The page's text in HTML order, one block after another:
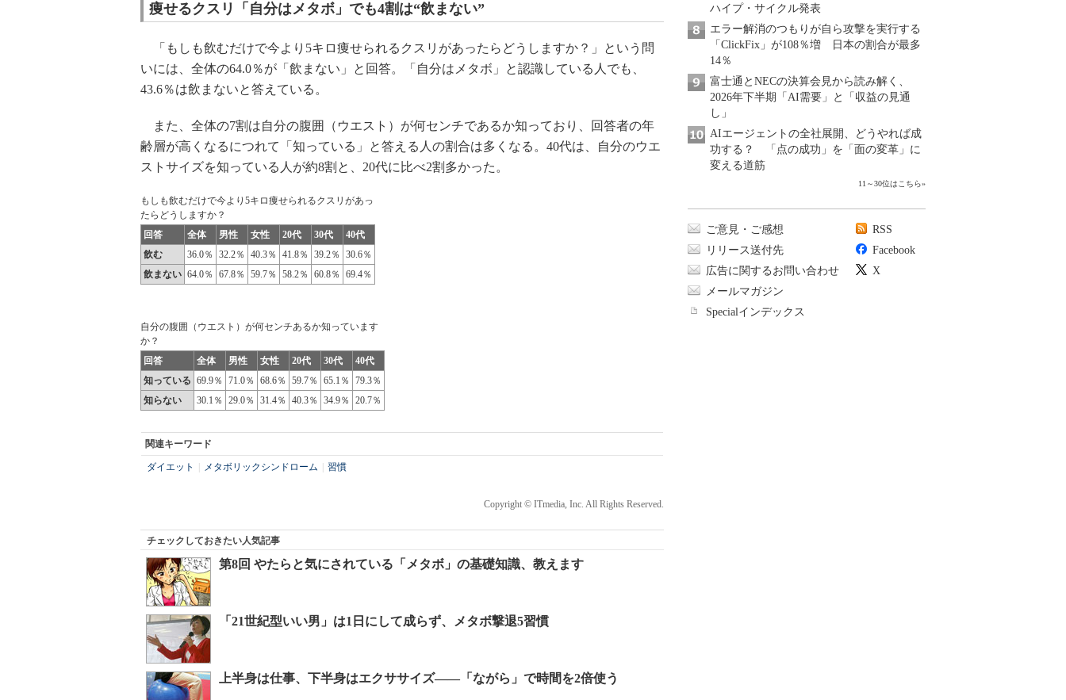
痩せるクスリ「自分はメタボ」でも4割は“飲まない”
「もしも飲むだけで今より5キロ痩せられるクスリがあったらどうしますか？」という問
いには、全体の64.0％が「飲まない」と回答。「自分はメタボ」と認識している人でも、
43.6％は飲まないと答えている。
また、全体の7割は自分の腹囲（ウエスト）が何センチであるか知っており、回答者の年
齢層が高くなるにつれて「知っている」と答える人の割合は多くなる。40代は、自分のウエ
ストサイズを知っている人が約8割と、20代に比べ2割多かった。
もしも飲むだけで今より5キロ痩せられるクスリがあっ
たらどうしますか？
回答
全体 男性 女性 20代 30代
40代
飲む
36.0％ 32.2％ 40.3％ 41.8％ 39.2％
30.6％
飲まない 64.0％ 67.8％ 59.7％ 58.2％ 60.8％ 69.4％
自分の腹囲（ウエスト）が何センチあるか知っています
か？
回答
全体 男性 女性 20代 30代
40代
知っている 69.9％ 71.0％ 68.6％ 59.7％ 65.1％
79.3％
知らない
30.1％ 29.0％ 31.4％ 40.3％ 34.9％ 20.7％
関連キーワード
ダイエット メタボリックシンドローム 習慣
Copyright © ITmedia, Inc. All Rights Reserved.
チェックしておきたい人気記事
第8回 やたらと気にされている「メタボ」の基礎知識、教えます
「21世紀型いい男」は1日にして成らず、メタボ撃退5習慣
上半身は仕事、下半身はエクササイズ――「ながら」で時間を2倍使う
ハイプ・サイクル発表
エラー解消のつもりが自ら攻撃を実行する
「ClickFix」が108％増 日本の割合が最多
14％
富士通とNECの決算会見から読み解く、
2026年下半期「AI需要」と「収益の見通
し」
AIエージェントの全社展開、どうやれば成
功する？ 「点の成功」を「面の変革」に
変える道筋
11～30位はこちら»
ご意見・ご感想
リリース送付先
広告に関するお問い合わせ
メールマガジン
Specialインデックス
RSS
Facebook
X